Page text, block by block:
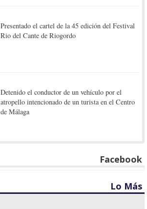
Presentado el cartel de la 45 edición del Festival
Rio del Cante de Riogordo
Detenido el conductor de un vehículo por el
atropello intencionado de un turista en el Centro
de Málaga
Facebook
Lo Más